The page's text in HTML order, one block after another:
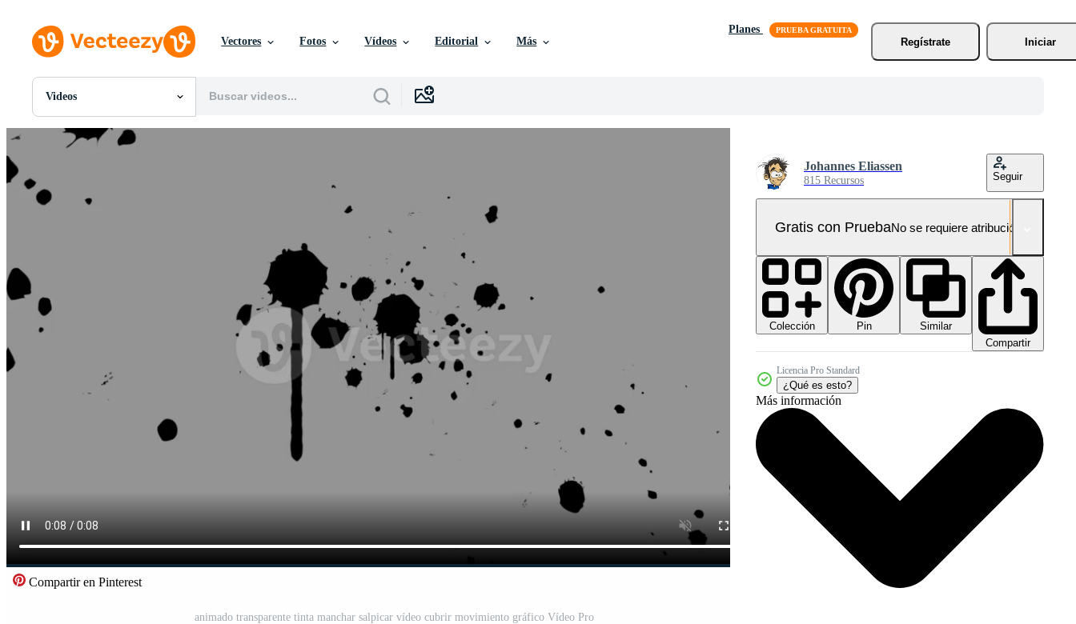
Vectores Fotos Vídeos Editorial Más
Planes
Regístrate
Iniciar
Videos
Todas Imágenes
Fotos
Plantillas
Compartir en Pinterest
animado transparente tinta manchar salpicar vídeo cubrir movimiento gráfico Vídeo Pro
Johannes Eliassen
815 Recursos Seguir
Gratis con PruebaNo se requiere atribución!
Colección Pin
Similar
Compartir
Licencia Pro Standard
¿Qué es esto?
Más información